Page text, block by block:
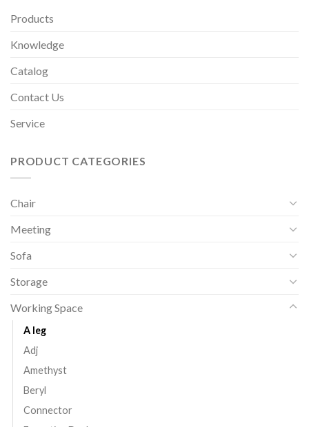
Products
Knowledge
Catalog
Contact Us
Service
PRODUCT CATEGORIES
Chair
Meeting
Sofa
Storage
Working Space
A leg
Adj
Amethyst
Beryl
Connector